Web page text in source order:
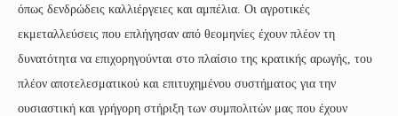
όπως δενδρώδεις καλλιέργειες και αμπέλια. Οι αγροτικές
εκμεταλλεύσεις που επλήγησαν από θεομηνίες έχουν πλέον τη
δυνατότητα να επιχορηγούνται στο πλαίσιο της κρατικής αρωγής, του
πλέον αποτελεσματικού και επιτυχημένου συστήματος για την
ουσιαστική και γρήγορη στήριξη των συμπολιτών μας που έχουν